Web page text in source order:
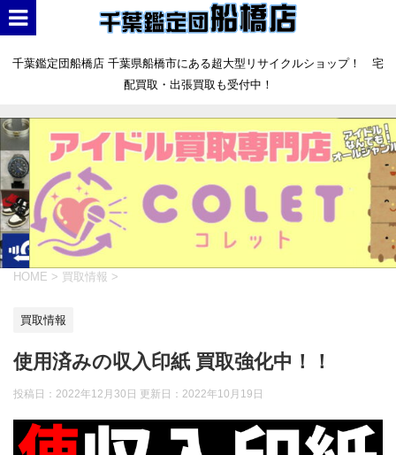
千葉鑑定団船橋店 千葉県船橋市にある超大型リサイクルショップ！ 宅
配買取・出張買取も受付中！
HOME > 買取情報 >
買取情報
使用済みの収入印紙 買取強化中！！
投稿日：2022年12月30日 更新日： 2022年10月19日